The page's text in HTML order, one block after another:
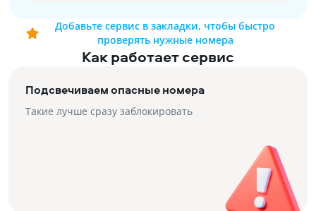
Добавьте сервис в закладки, чтобы быстро
проверять нужные номера
Как работает сервис
Подсвечиваем опасные номера
Такие лучше сразу заблокировать